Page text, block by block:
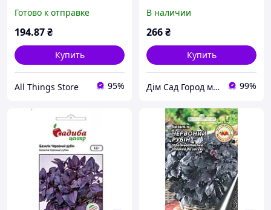
Готово к отправке
194.87₴
Купить
All Things Store 95%
В наличии
266₴
Купить
Дім Сад Город магазин для фермера та агронома 99%